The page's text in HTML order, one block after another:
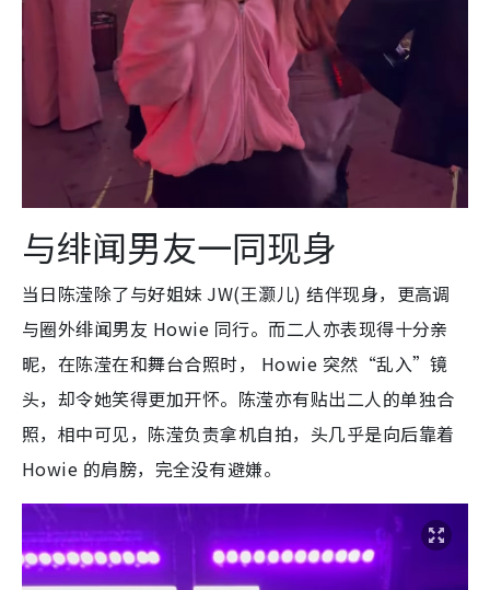
与绯闻男友一同现身
当日陈滢除了与好姐妹 JW(王灏儿) 结伴现身，更高调
与圈外绯闻男友 Howie 同行。而二人亦表现得十分亲
昵，在陈滢在和舞台合照时， Howie 突然“乱入”镜
头，却令她笑得更加开怀。陈滢亦有贴出二人的单独合
照，相中可见，陈滢负责拿机自拍，头几乎是向后靠着
Howie 的肩膀，完全没有避嫌。